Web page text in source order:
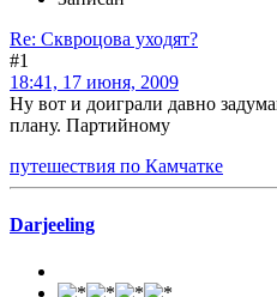
Re: Сквроцова уходят?
#1
18:41, 17 июня, 2009
Ну вот и доиграли давно
плану. Партийному
путешествия по Камчатке
Darjeeling